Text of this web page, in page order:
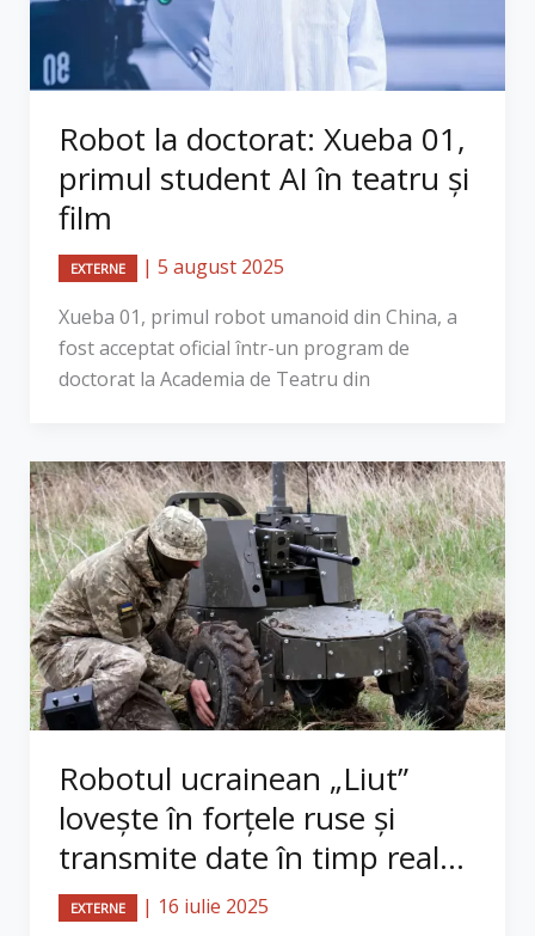
Robot la doctorat: Xueba 01,
primul student AI în teatru și
film
EXTERNE | 5 august 2025
Xueba 01, primul robot umanoid din China, a
fost acceptat oficial într-un program de
doctorat la Academia de Teatru din
Robotul ucrainean „Liut”
lovește în forțele ruse și
transmite date în timp real...
EXTERNE | 16 iulie 2025